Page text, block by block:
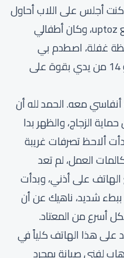
كنت أجلس على اللاب أحاول
إنهاء مسودة مقال جديد لموقع uptoz، وكان أطفالي
غفلة، اصطدم بي
أحدهم، ليسقط هاتفي أوبو رينو 14 من يدي بقوة على
معه. الحمد لله أن
الزجاج، والظهر بدا
ألاحظ تصرفات غريبة
العمل، لم تعد
على أذني، وبدأت
شديد، ناهيك عن أن
أسرع من المعتاد.
على هذا الهاتف كلياً في
لفني صيانة بمجرد